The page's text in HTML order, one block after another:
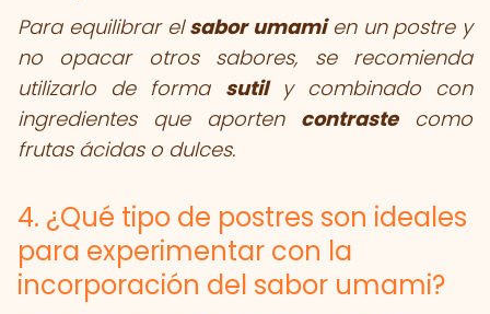
Para equilibrar elsabor umamien un postre y
no opacar otros sabores, se recomienda
utilizarlo de forma sutily combinado con
ingredientes que aporten contrastecomo
frutas ácidas o dulces.
4. ¿Qué tipo de postres son ideales
para experimentar con la
incorporación del sabor umami?